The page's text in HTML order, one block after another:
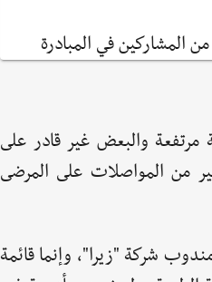
المشاركين في المبادرة
مرتفعة والبعض غير قادر على
من المواصلات على المرضى
شركة "زيرا"، وإنما قائمة